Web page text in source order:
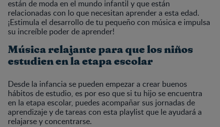
están de moda en el mundo infantil y que están
relacionadas con lo que necesitan aprender a esta edad.
¡Estimula el desarrollo de tu pequeño con música e impulsa
su increíble poder de aprender!
Música relajante para que los niños
estudien en la etapa escolar
Desde la infancia se pueden empezar a crear buenos
hábitos de estudio, es por eso que si tu hijo se encuentra
en la etapa escolar, puedes acompañar sus jornadas de
aprendizaje y de tareas con esta playlist que le ayudará a
relajarse y concentrarse.